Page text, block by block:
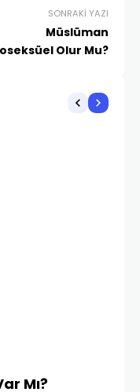
SONRAKI YAZI
Müslüman
Olur Mu?
Mı?